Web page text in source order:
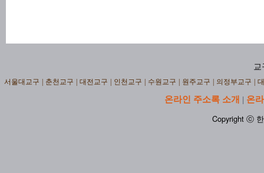
교
서울대교구 춘천교구 대전교구 인천교구 수원교구 원주교구 의정부교구
온라인 주소록 소개 | 온
Copyright ⓒ